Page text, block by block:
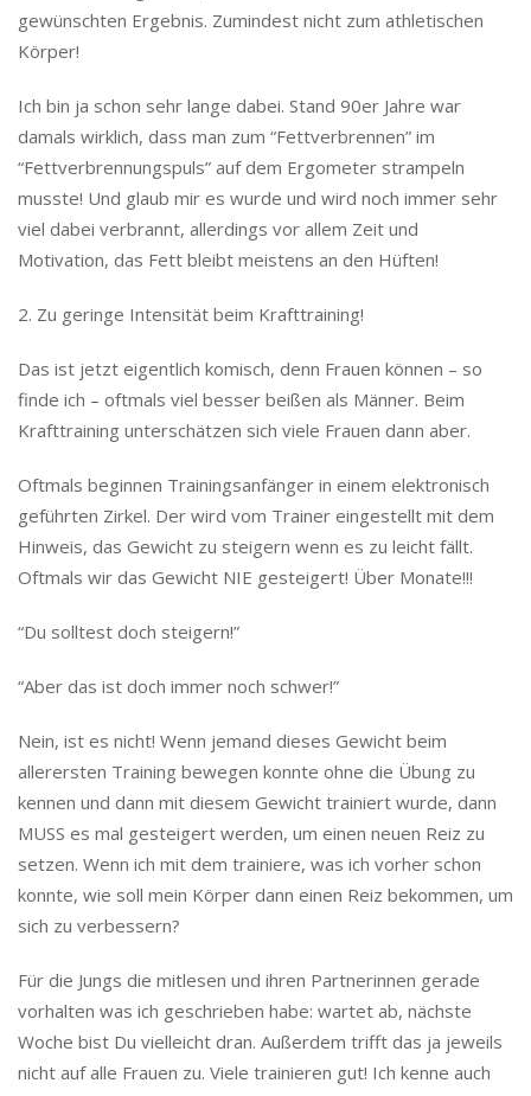
gewünschten Ergebnis. Zumindest nicht zum athletischen
Körper!
Ich bin ja schon sehr lange dabei. Stand 90er Jahre war
damals wirklich, dass man zum “Fettverbrennen” im
“Fettverbrennungspuls” auf dem Ergometer strampeln
musste! Und glaub mir es wurde und wird noch immer sehr
viel dabei verbrannt, allerdings vor allem Zeit und
Motivation, das Fett bleibt meistens an den Hüften!
2. Zu geringe Intensität beim Krafttraining!
Das ist jetzt eigentlich komisch, denn Frauen können – so
finde ich – oftmals viel besser beißen als Männer. Beim
Krafttraining unterschätzen sich viele Frauen dann aber.
Oftmals beginnen Trainingsanfänger in einem elektronisch
geführten Zirkel. Der wird vom Trainer eingestellt mit dem
Hinweis, das Gewicht zu steigern wenn es zu leicht fällt.
Oftmals wir das Gewicht NIE gesteigert! Über Monate!!!
“Du solltest doch steigern!”
“Aber das ist doch immer noch schwer!”
Nein, ist es nicht! Wenn jemand dieses Gewicht beim
allerersten Training bewegen konnte ohne die Übung zu
kennen und dann mit diesem Gewicht trainiert wurde, dann
MUSS es mal gesteigert werden, um einen neuen Reiz zu
setzen. Wenn ich mit dem trainiere, was ich vorher schon
konnte, wie soll mein Körper dann einen Reiz bekommen, um
sich zu verbessern?
Für die Jungs die mitlesen und ihren Partnerinnen gerade
vorhalten was ich geschrieben habe: wartet ab, nächste
Woche bist Du vielleicht dran. Außerdem trifft das ja jeweils
nicht auf alle Frauen zu. Viele trainieren gut! Ich kenne auch